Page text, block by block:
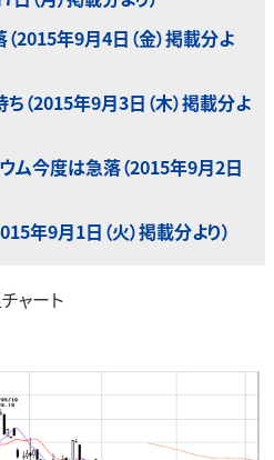
2015年9月4日（金）掲載分よ
（2015年9月3日（木）掲載分よ
ム今度は急落（2015年9月2日
年9月1日（火）掲載分より）
ャート